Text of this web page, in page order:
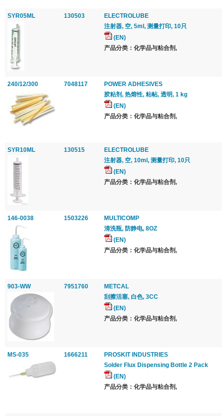
SYR05ML 130503
ELECTROLUBE
注射器, 空, 5ml, 测量打印, 10只
(EN)
产品分类：化学品与粘合剂,
240/12/300 7048117
POWER ADHESIVES
胶粘剂, 热熔性, 粘帖, 透明, 1 kg
(EN)
产品分类：化学品与粘合剂,
SYR10ML 130515
ELECTROLUBE
注射器, 空, 10ml, 测量打印, 10只
(EN)
产品分类：化学品与粘合剂,
146-0038 1503226
MULTICOMP
清洗瓶, 防静电, 8OZ
(EN)
产品分类：化学品与粘合剂,
903-WW 7951760
METCAL
刮擦活塞, 白色, 3CC
(EN)
产品分类：化学品与粘合剂,
MS-035 1666211
PROSKIT INDUSTRIES
Solder Flux Dispensing Bottle 2 Pack
(EN)
产品分类：化学品与粘合剂,